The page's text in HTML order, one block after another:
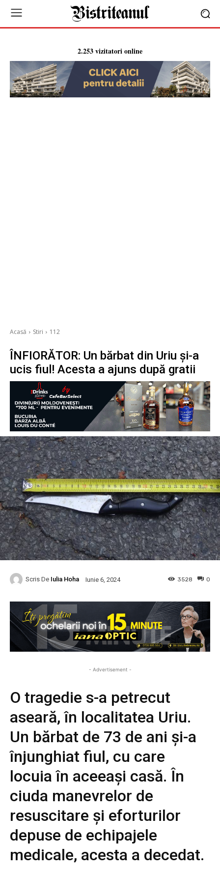
2.253 vizitatori online
Acasă Stiri 112
ÎNFIORĂTOR: Un bărbat din Uriu și-a
ucis fiul! Acesta a ajuns după gratii
Scris De Iulia Hoha Iunie 6, 2024 0
3528
- Advertisement -
O tragedie s-a petrecut
aseară, în localitatea Uriu.
Un bărbat de 73 de ani și-a
înjunghiat fiul, cu care
locuia în aceeași casă. În
ciuda manevrelor de
resuscitare și eforturilor
depuse de echipajele
medicale, acesta a decedat.